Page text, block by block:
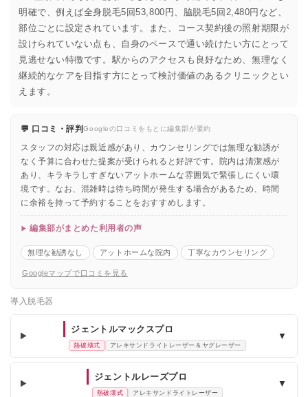
明確で、例えば全身脱毛5回53,800円、脇脱毛5回2,480円など、
部位ごとに設定されています。また、コース契約後の照射期限が
設けられていない点も、自身のペースで通い続けたい方にとって
見逃せない特徴です。駅からのアクセスも良好なため、無理なく
継続的なケアを目指す方にとって検討価値のあるクリニックとい
えます。
💬 口コミ・評判Googleの口コミをもとに編集部が要約
スタッフの対応は親近感があり、カウンセリングでは無理な勧誘が
なく予算に合わせた提案が受けられると好評です。院内は清潔感が
あり、キラキラしすぎないアットホームな雰囲気で緊張しにくい環
境です。なお、混雑時は待ち時間が発生する場合があるため、時間
に余裕を持って予約することをおすすめします。
編集部がまとめた利用者の声
無理な勧誘なし アットホームな院内 丁寧なカウンセリング
Googleマップで口コミを見る
導入脱毛器
ジェントルマックスプロ
熱破壊式 アレキサンドライトレーザー＆ヤグレーザー
▼
ジェントルレーズプロ
熱破壊式 アレキサンドライトレーザー
▼